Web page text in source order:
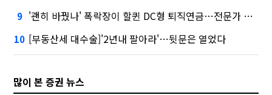
9 '괜히 바꿨나' 폭락장이 할퀸 DC형 퇴직연금…전문가 조언은
10 [부동산세 대수술]'2년내 팔아라'…뒷문은 열었다
많이 본 증권 뉴스